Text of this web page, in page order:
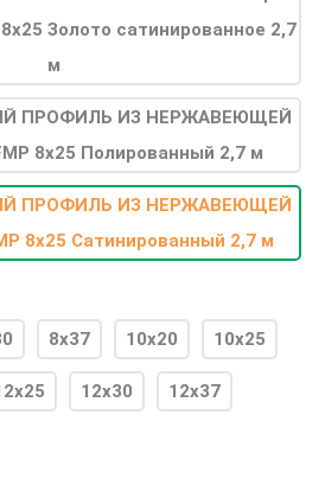
8x37 10x20 10x25
12x30 12x37